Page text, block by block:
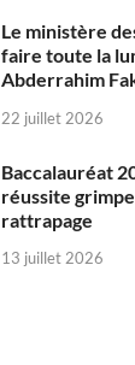
Le ministère
faire toute la
Abderrahim
22 juillet 2026
Baccalauréat
réussite
rattrapage
13 juillet 2026